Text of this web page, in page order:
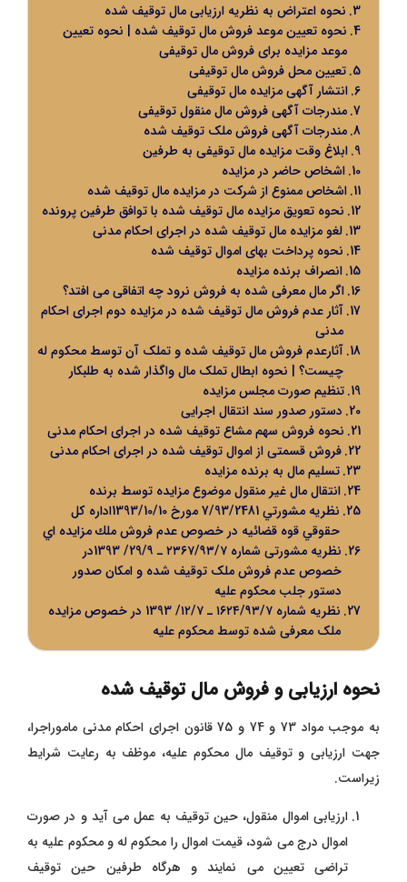
نحوه اعتراض به نظریه ارزیابی مال توقیف شده
نحوه تعیین موعد فروش مال توقیف شده | نحوه تعیین
موعد مزایده برای فروش مال توقیفی
تعیین محل فروش مال توقیفی
انتشار آگهی مزایده مال توقیفی
مندرجات آگهی فروش مال منقول توقیفی
مندرجات آگهی فروش ملک توقیف شده
ابلاغ وقت مزایده مال توقیفی به طرفین
اشخاص حاضر در مزایده
اشخاص ممنوع از شرکت در مزایده مال توقیف شده
نحوه تعویق مزایده مال توقیف شده با توافق طرفین پرونده
لغو مزایده مال توقیف شده در اجرای احکام مدنی
نحوه پرداخت بهای اموال توقیف شده
انصراف برنده مزایده
اگر مال معرفی شده به فروش نرود چه اتفاقی می افتد؟
آثار عدم فروش مال توقیف شده در مزایده دوم اجرای احکام
مدنی
آثارعدم فروش مال توقیف شده و تملک آن توسط محکوم له
چیست؟ | نحوه ابطال تملک مال واگذار شده به طلبکار
تنظیم صورت مجلس مزایده
دستور صدور سند انتقال اجرایی
نحوه فروش سهم مشاع توقیف شده در اجرای احکام مدنی
فروش قسمتی از اموال توقیف شده در اجرای احکام مدنی
تسلیم مال به برنده مزایده
انتقال مال غیر منقول موضوع مزایده توسط برنده
نظریه مشورتي 7/93/2481 مورخ 1393/10/10اداره كل
حقوقي قوه قضائيه در خصوص عدم فروش ملك مزايده اي
نظریه مشورتی شماره ۲۳۶۷/۹۳/۷ ـ 29/۹/ 1393در
خصوص عدم فروش ملک توقیف شده و امکان صدور
دستور جلب محکوم علیه
نظریه شماره ۱۶۲۴/۹۳/۷ ـ ۱۲/۷/ 1393 در خصوص مزایده
ملک معرفی شده توسط محکوم علیه
نحوه ارزیابی و فروش مال توقیف شده
به موجب مواد 73 و 74 و 75 قانون اجرای احکام مدنی ماموراجرا،
جهت ارزیابی و توقیف مال محکوم علیه، موظف به رعایت شرایط
زیراست.
ارزیابی اموال منقول، حین توقیف به عمل می آید و در صورت
اموال درج می شود، قیمت اموال را محکوم له و محکوم علیه به
تراضی تعیین می نمایند و هرگاه طرفین حین توقیف